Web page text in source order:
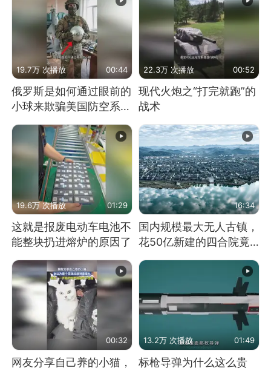
19.7万 次播放 00:44
俄罗斯是如何通过眼前的
小球来欺骗美国防空系统
的
22.3万 次播放 00:52
现代火炮之“打完就跑”的
战术
19.6万 次播放 01:29
这就是报废电动车电池不
能整块扔进熔炉的原因了
16:34
国内规模最大无人古镇，
花50亿新建的四合院竟
00:32
网友分享自己养的小猫，
13.2万 次播放 01:49
标枪导弹为什么这么贵